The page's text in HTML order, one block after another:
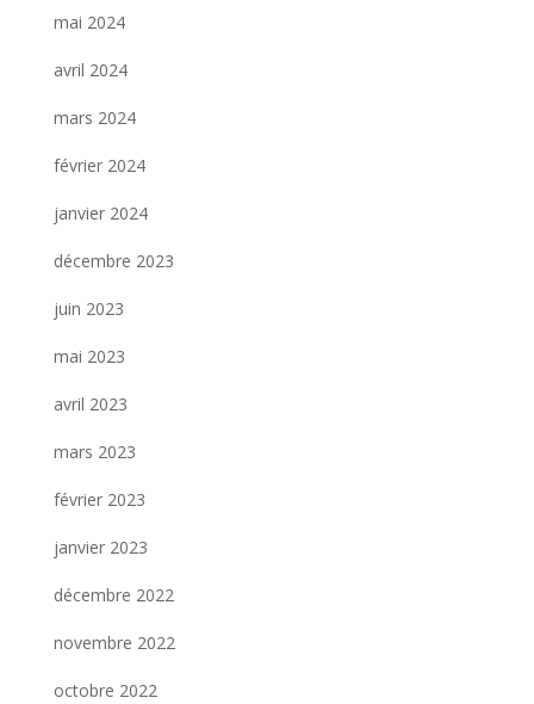
mai 2024
avril 2024
mars 2024
février 2024
janvier 2024
décembre 2023
juin 2023
mai 2023
avril 2023
mars 2023
février 2023
janvier 2023
décembre 2022
novembre 2022
octobre 2022